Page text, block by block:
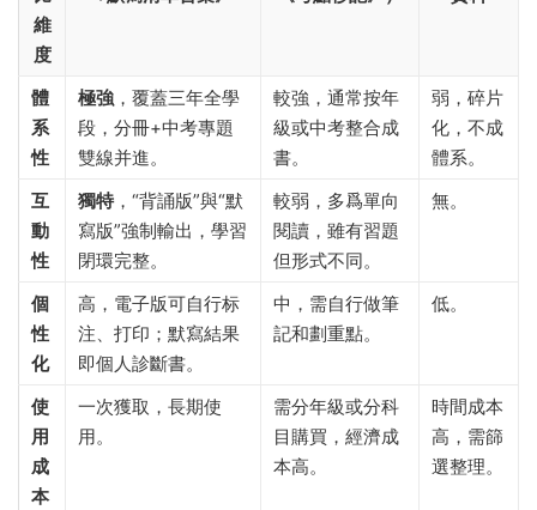
維
度
體
系
性
極強 ，覆蓋三年全學
段，分冊+中考專題
雙線并進。
較強，通常按年
級或中考整合成
書。
弱，碎片
化，不成
體系。
互
動
性
獨特，“背誦版”與“默
寫版”強制輸出，學習
閉環完整。
較弱，多爲單向
閱讀，雖有習題
但形式不同。
無。
個
性
化
高，電子版可自行标
注、打印；默寫結果
即個人診斷書。
中，需自行做筆
記和劃重點。
低。
使
用
成
本
一次獲取，長期使
用。
需分年級或分科
目購買，經濟成
本高。
時間成本
高，需篩
選整理。